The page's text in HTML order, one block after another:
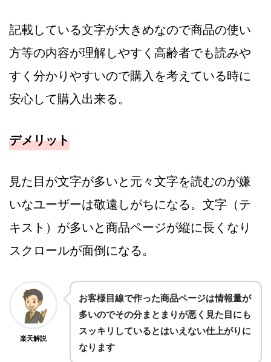
記載している文字が大きめなので商品の使い
方等の内容が理解しやすく高齢者でも読みや
すく分かりやすいので購入を考えている時に
安心して購入出来る。
デメリット
見た目が文字が多いと元々文字を読むのが嫌
いなユーザーは敬遠しがちになる。文字（テ
キスト）が多いと商品ページが縦に長くなり
スクロールが面倒になる。
楽天解説
お客様目線で作った商品ページは情報量が
多いのでその分まとまりが悪く見た目にも
スッキリしているとはいえない仕上がりに
なります